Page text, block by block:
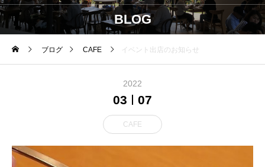
BLOG
ブログ CAFE イベント出店のお知らせ️
2022
03 07
CAFE